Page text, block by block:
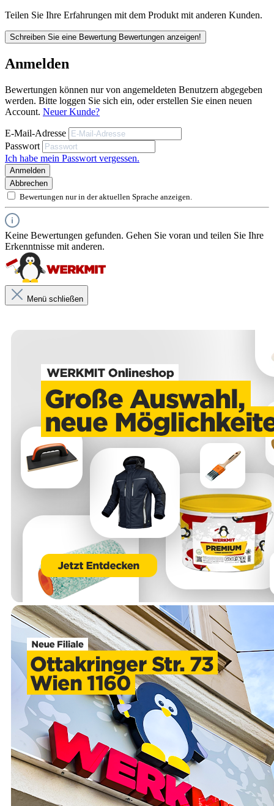
Teilen Sie Ihre Erfahrungen mit dem Produkt mit anderen Kunden.
Schreiben Sie eine Bewertung Bewertungen anzeigen!
Anmelden
Bewertungen können nur von angemeldeten Benutzern abgegeben
werden. Bitte loggen Sie sich ein, oder erstellen Sie einen neuen
Account. Neuer Kunde?
E-Mail-Adresse
Passwort
Ich habe mein Passwort vergessen.
Anmelden
Abbrechen
Bewertungen nur in der aktuellen Sprache anzeigen.
Keine Bewertungen gefunden. Gehen Sie voran und teilen Sie Ihre
Erkenntnisse mit anderen.
Menü schließen